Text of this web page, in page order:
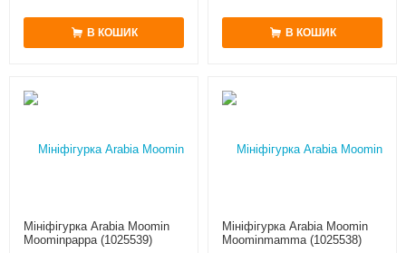
В КОШИК В КОШИК
Мініфігурка Arabia Moomin
Moominpappa (1025539)
Мініфігурка Arabia Moomin
Moominmamma (1025538)